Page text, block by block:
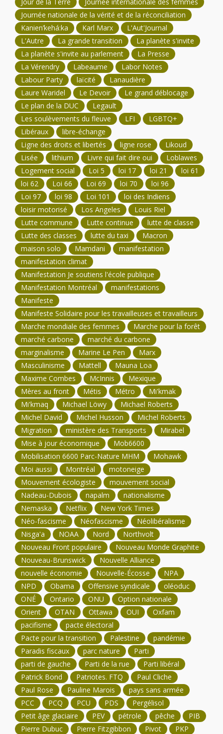
Journée nationale de la vérité et de la réconciliation
Kanien’kehá:ka
Karl Marx
L'Aut'Journal
L'Autre
La grande transition
La planète s'invite
La planète s'invite au parlement
La Presse
La Vérendry
Labeaume
Labor Notes
Labour Party
laïcité
Lanaudière
Laure Waridel
Le Devoir
Le grand déblocage
Le plan de la DUC
Legault
Les soulèvements du fleuve
LFI
LGBTQ+
Libéraux
libre-échange
Ligne des droits et libertés
ligne rose
Likoud
Lisée
lithium Livre qui fait dire oui
Loblawes
Logement social
Loi 5 loi 17 loi 21
loi 61
loi 62
Loi 66 Loi 69 loi 70
loi 96
Loi 97
loi 98 Loi 101
loi des Indiens
loisir motorisé
Los Angeles
Louis Riel
Lutte commune
Lutte continue
lutte de classe
Lutte des classes
lutte du taxi
Macron
maison solo
Mamdani
manifestation
manifestation climat
Manifestation Je soutiens l'école publique
Manifestation Montréal
manifestations
Manifeste
Manifeste Solidaire pour les travailleuses et travailleurs
Marche mondiale des femmes
Marche pour la forêt
marché carbone
marché du carbone
marginalisme
Marine Le Pen
Marx
Masculinisme
Mattell
Mauna Loa
Maxime Combes
McInnis
Mexique
Mères au front
Métis Métro
Mi'kmak
Mi'kmaq
Michael Löwy
Michael Roberts
Michel David
Michel Husson
Michel Roberts
Migration
ministère des Transports
Mirabel
Mise à jour économique
Mob6600
Mobilisation 6600 Parc-Nature MHM
Mohawk
Moi aussi
Montréal
motoneige
Mouvement écologiste
mouvement social
Nadeau-Dubois
napalm
nationalisme
Nemaska
Netflix
New York Times
Néo-fascisme
Néofascisme
Néolibéralisme
Nisga'a
NOAA Nord
Northvolt
Nouveau Front populaire
Nouveau Monde Graphite
Nouveau-Brunswick
Nouvelle Alliance
nouvelle économie
Nouvelle-Écosse
NPA
NPD
Obama Offensive syndicale
oléoduc
ONÉ
Ontario ONU
Option nationale
Orient
OTAN Ottawa OUI
Oxfam
pacifisme
pacte électoral
Pacte pour la transition
Palestine
pandémie
Paradis fiscaux
parc nature
Parti
parti de gauche
Parti de la rue
Parti libéral
Patrick Bond
Patriotes. FTQ
Paul Cliche
Paul Rose
Pauline Marois
pays sans armée
PCC
PCQ PCU PDS
Pergélisol
Petit âge glaciaire
PEV pétrole pêche
PIB
Pierre Dubuc
Pierre Fitzgibbon Pivot
PKP